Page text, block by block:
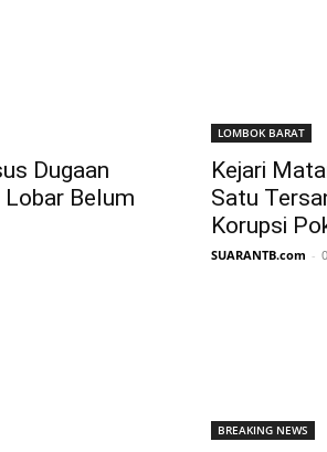
Dugaan
Lobar Belum
LOMBOK BARAT
Kejari
Satu
Korupsi
SUARANTB.com -
BREAKING NEWS